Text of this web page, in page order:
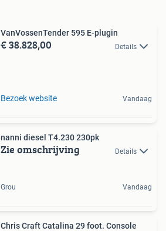
VanVossenTender 595 E-plugin
€ 38.828,00 Details
Bezoek website Vandaag
nanni diesel T4.230 230pk
Zie omschrijving Details
Grou Vandaag
Chris Craft Catalina 29 foot. Console